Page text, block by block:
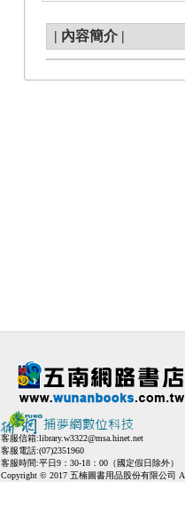
| 內容簡介 |
客服信箱:library.w3322@msa.hinet.net
客服電話:(07)2351960
客服時間:平日9：30-18：00（國定假日除外）
Copyright © 2017 五楠圖書用品股份有限公司